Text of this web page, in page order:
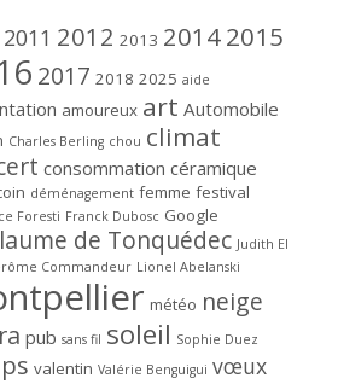
2011 2012 2013 20142015
2017 2018 2025 aide
amoureux art Automobile
Charles Berling chou climat
consommation céramique
déménagement femme festival
Foresti Franck Dubosc Google
de Tonquédec Judith El
Commandeur Lionel Abelanski
météo neige
pub sans fil soleil Sophie Duez
valentin Valérie Benguigui vœux